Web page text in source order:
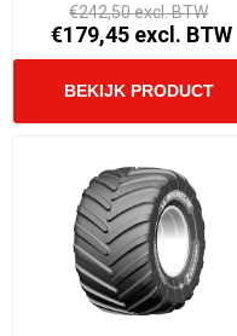
€242,50 excl. BTW
€179,45 excl. BTW